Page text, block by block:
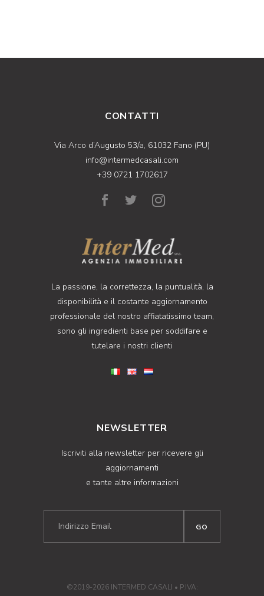
CONTATTI
Via Arco d’Augusto 53/a, 61032 Fano (PU)
info@intermedcasali.com
+39 0721 1702617
La passione, la correttezza, la puntualità, la
disponibilità e il costante aggiornamento
professionale del nostro affiatatissimo team,
sono gli ingredienti base per soddifare e
tutelare i nostri clienti
NEWSLETTER
Iscriviti alla newsletter per ricevere gli
aggiornamenti
e tante altre informazioni
©2019-2026 INTERMED CASALI • P.IVA: